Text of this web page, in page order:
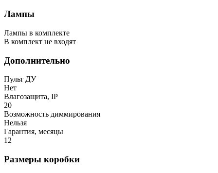
Лампы
Лампы в комплекте
В комплект не входят
Дополнительно
Пульт ДУ
Нет
Влагозащита, IP
20
Возможность диммирования
Нельзя
Гарантия, месяцы
12
Размеры коробки